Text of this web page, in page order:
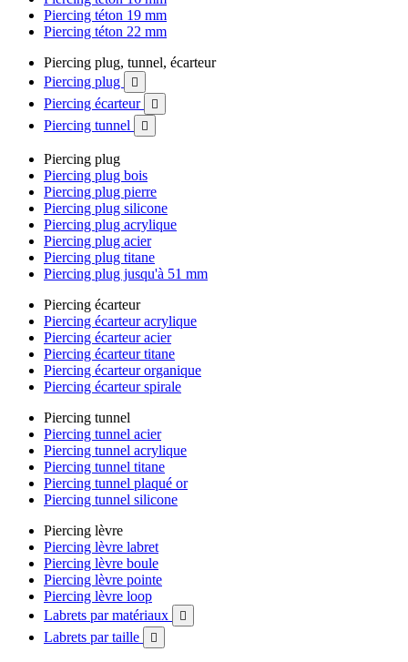
Piercing téton 19 mm
Piercing téton 22 mm
Piercing plug, tunnel, écarteur
Piercing plug

Piercing écarteur 
Piercing tunnel 
Piercing plug
Piercing plug bois
Piercing plug pierre
Piercing plug silicone
Piercing plug acrylique
Piercing plug acier
Piercing plug titane
Piercing plug jusqu'à 51 mm
Piercing écarteur
Piercing écarteur acrylique
Piercing écarteur acier
Piercing écarteur titane
Piercing écarteur organique
Piercing écarteur spirale
Piercing tunnel
Piercing tunnel acier
Piercing tunnel acrylique
Piercing tunnel titane
Piercing tunnel plaqué or
Piercing tunnel silicone
Piercing lèvre
Piercing lèvre labret
Piercing lèvre boule
Piercing lèvre pointe
Piercing lèvre loop
Labrets par matériaux

Labrets par taille 